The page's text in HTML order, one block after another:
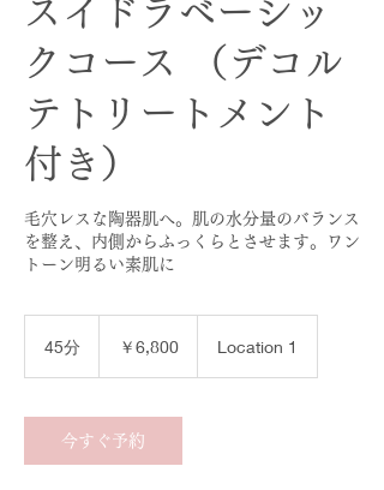
スイドラベーシッ
クコース （デコル
テトリートメント
付き）
毛穴レスな陶器肌へ。肌の水分量のバランス
を整え、内側からふっくらとさせます。ワン
トーン明るい素肌に
45分 ￥6,800 Location 1
今すぐ予約